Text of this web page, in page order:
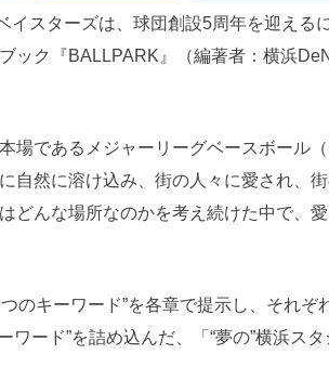
スターズは、球団創設5周年を迎える
ック『BALLPARK』（編著者：横浜
場であるメジャーリーグベースボール
自然に溶け込み、街の人々に愛され、
どんな場所なのかを考え続けた中で、
のキーワード”を各章で提示し、それぞ
ード”を詰め込んだ、「“夢の”横浜スタ